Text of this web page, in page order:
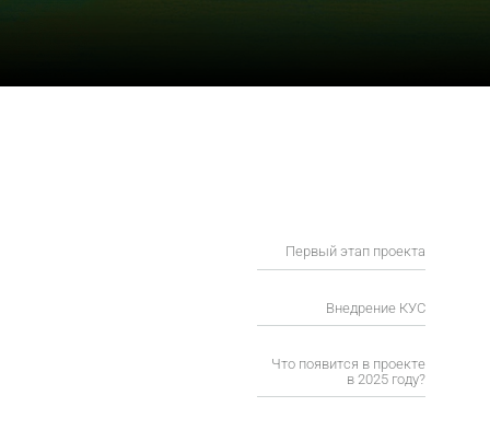
Первый этап проекта
Внедрение КУС
Что появится в проекте
в 2025 году?